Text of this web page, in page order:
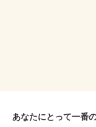
あなたにとって一番